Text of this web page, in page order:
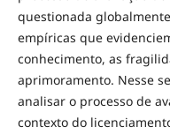
questionada
empíricas que
conhecimento, as
aprimoramento. Nesse
analisar o processo de
contexto do